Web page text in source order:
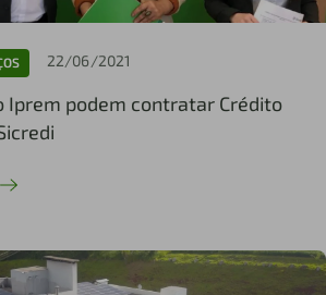
22/06/2021
Iprem podem contratar Crédito